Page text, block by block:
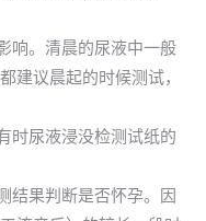
响。清晨的尿液中一般
建议晨起的时候测试，
时尿液浸没检测试纸的
结果判断是否怀孕。因